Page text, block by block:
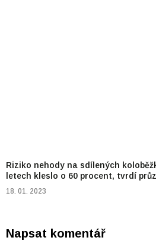
Riziko nehody na sdílených
letech kleslo o 60 procent, tvrdí
18. 01. 2023
Napsat komentář